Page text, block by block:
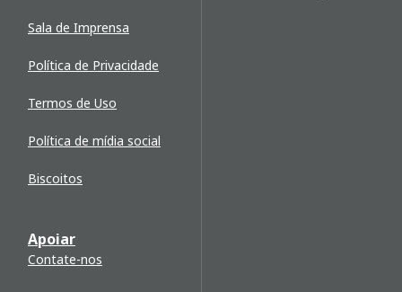
Sala de Imprensa
Política de Privacidade
Termos de Uso
Política de mídia social
Biscoitos
Apoiar
Contate-nos